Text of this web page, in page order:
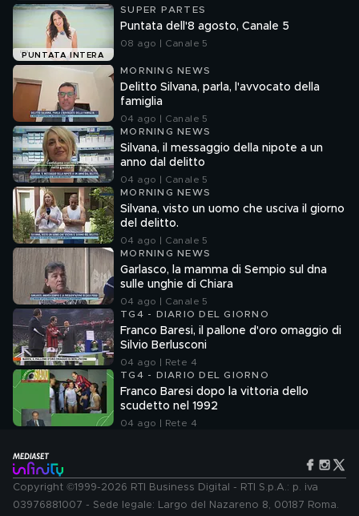
PUNTATA INTERA
SUPER PARTES
Puntata dell'8 agosto, Canale 5
08 ago | Canale 5
MORNING NEWS
Delitto Silvana, parla, l'avvocato della
famiglia
04 ago | Canale 5
MORNING NEWS
Silvana, il messaggio della nipote a un
anno dal delitto
04 ago | Canale 5
MORNING NEWS
Silvana, visto un uomo che usciva il giorno
del delitto.
04 ago | Canale 5
MORNING NEWS
Garlasco, la mamma di Sempio sul dna
sulle unghie di Chiara
04 ago | Canale 5
TG4 - DIARIO DEL GIORNO
Franco Baresi, il pallone d'oro omaggio di
Silvio Berlusconi
04 ago | Rete 4
TG4 - DIARIO DEL GIORNO
Franco Baresi dopo la vittoria dello
scudetto nel 1992
04 ago | Rete 4
Copyright ©1999-2026 RTI Business Digital - RTI S.p.A.: p. iva
03976881007 - Sede legale: Largo del Nazareno 8, 00187 Roma.